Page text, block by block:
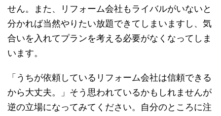
せん。また、リフォーム会社もライバルがいないと
分かれば当然やりたい放題できてしまいますし、気
合いを入れてプランを考える必要がなくなってしま
います。
「うちが依頼しているリフォーム会社は信頼できる
から大丈夫。」そう思われているかもしれませんが
逆の立場になってみてください。自分のところに注